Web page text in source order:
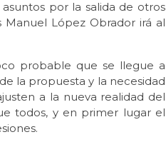
por la salida de otros
López Obrador irá al
probable que se llegue a
la propuesta y la necesidad
a la nueva realidad del
todos, y en primer lugar el